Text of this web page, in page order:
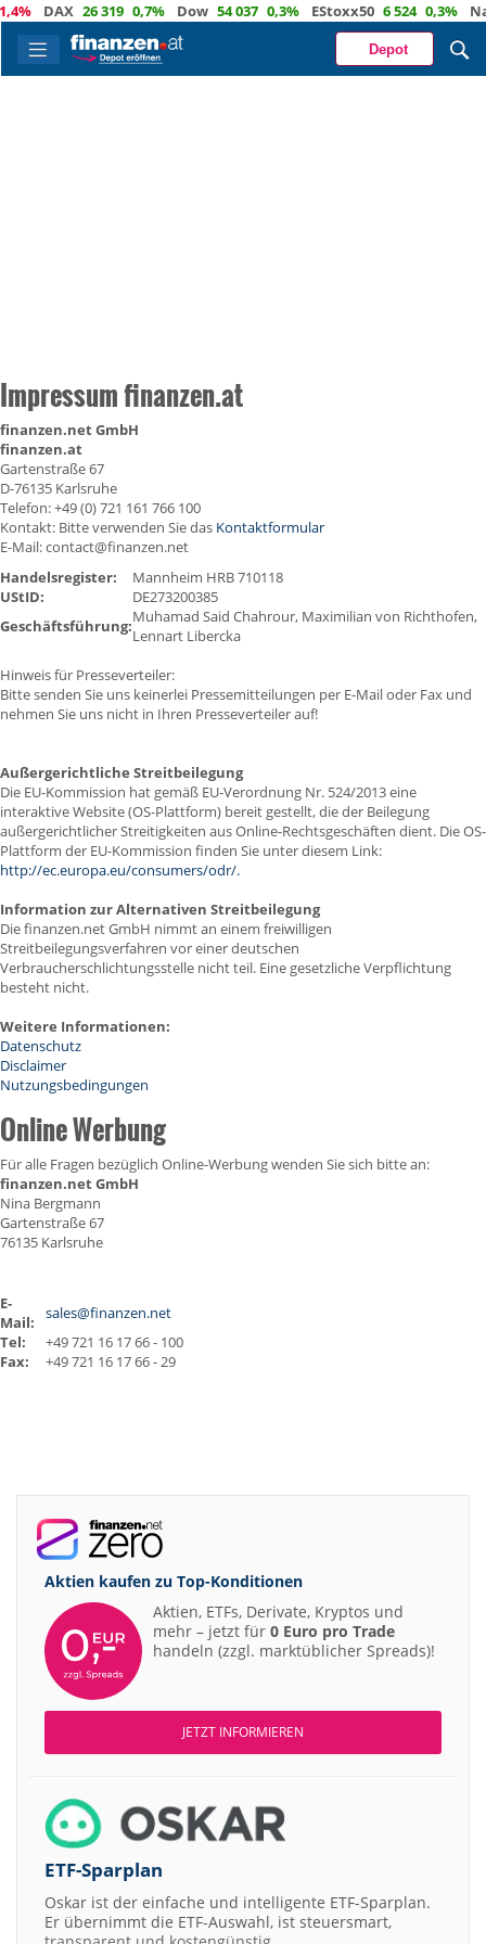
DAX 26 319 0,7% Dow 54 037 0,3% EStoxx50 6 524 0,3%
Depot
Impressum finanzen.at
finanzen.net GmbH
finanzen.at
Gartenstraße 67
D-76135 Karlsruhe
Telefon: +49 (0) 721 161 766 100
Kontakt: Bitte verwenden Sie das Kontaktformular
E-Mail: contact@finanzen.net
Handelsregister:
Mannheim HRB 710118
UStID:
DE273200385
Geschäftsführung:Muhamad Said Chahrour, Maximilian von Richthofen,
Lennart Libercka
Hinweis für Presseverteiler:
Bitte senden Sie uns keinerlei Pressemitteilungen per E-Mail oder Fax und
nehmen Sie uns nicht in Ihren Presseverteiler auf!
Außergerichtliche Streitbeilegung
Die EU-Kommission hat gemäß EU-Verordnung Nr. 524/2013 eine
interaktive Website (OS-Plattform) bereit gestellt, die der Beilegung
außergerichtlicher Streitigkeiten aus Online-Rechtsgeschäften dient. Die OS-
Plattform der EU-Kommission finden Sie unter diesem Link:
http://ec.europa.eu/consumers/odr/.
Information zur Alternativen Streitbeilegung
Die finanzen.net GmbH nimmt an einem freiwilligen
Streitbeilegungsverfahren vor einer deutschen
Verbraucherschlichtungsstelle nicht teil. Eine gesetzliche Verpflichtung
besteht nicht.
Weitere Informationen:
Datenschutz
Disclaimer
Nutzungsbedingungen
Online Werbung
Für alle Fragen bezüglich Online-Werbung wenden Sie sich bitte an:
finanzen.net GmbH
Nina Bergmann
Gartenstraße 67
76135 Karlsruhe
E-
Mail:
sales@finanzen.net
Tel:
+49 721 16 17 66 - 100
Fax:
+49 721 16 17 66 - 29
Aktien kaufen zu Top-Konditionen
Aktien, ETFs, Derivate, Kryptos und
mehr – jetzt für 0 Euro pro Trade
handeln (zzgl. marktüblicher Spreads)!
JETZT INFORMIEREN
ETF-Sparplan
Oskar ist der einfache und intelligente ETF-Sparplan.
Er übernimmt die ETF-Auswahl, ist steuersmart,